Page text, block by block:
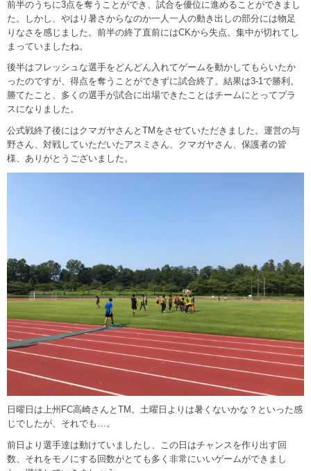
前半のうちに3点を奪うことができ、試合を優位に進めることができまし
た。しかし、やはり暑さからなのか一人一人の動き出しの部分には物足
りなさを感じました。前半の終了直前にはCKから失点。集中が切れてし
まっていましたね。
後半はフレッシュな選手をどんどん入れてゲームを動かしてもらいたか
ったのですが、得点を奪うことができずに試合終了。結果は3-1で勝利。
勝てたこと、多くの選手が試合に出場できたことはチームにとってプラ
スになりました。
公式戦終了後にはクマガヤさんとTMをさせていただきました。運営の与
野さん、対戦していただいたアスミさん、クマガヤさん、保護者の皆
様、ありがとうございました。
日曜日は上州FC高崎さんとTM。土曜日よりは暑くないかな？といった感
じでしたが、それでも…。
前日より選手達は動けていましたし、この日はチャンスを作り出す回
数、それをモノにする回数がとても多く非常にいいゲームができまし